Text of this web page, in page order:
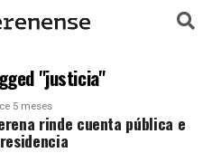
"justicia"
5 meses
rinde cuenta pública e